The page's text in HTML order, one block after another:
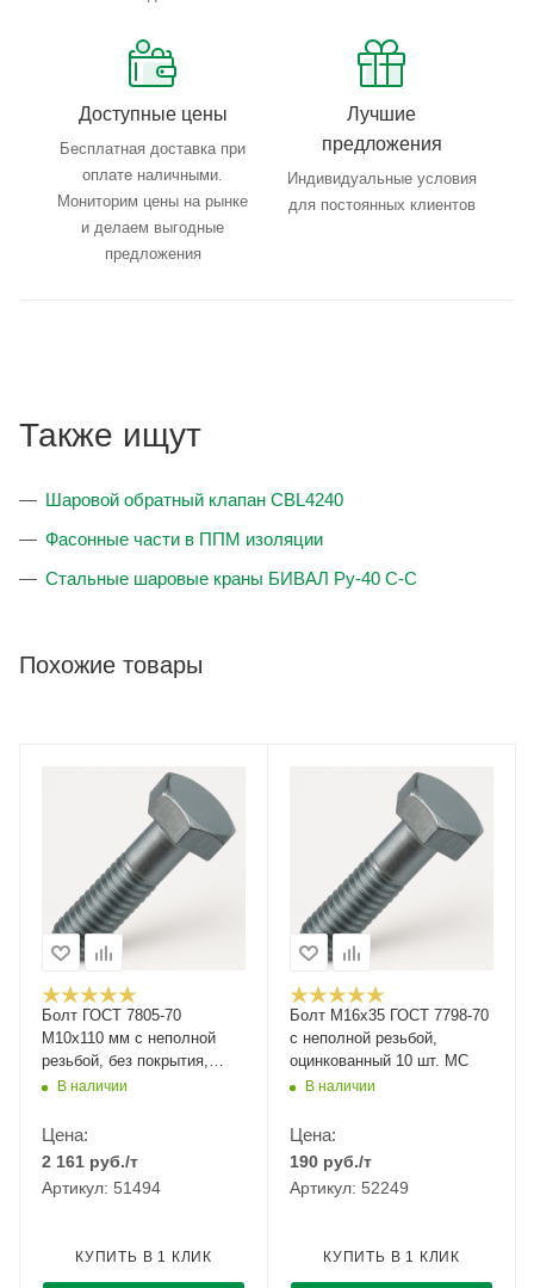
Доступные цены
Бесплатная доставка при
оплате наличными.
Мониторим цены на рынке
и делаем выгодные
предложения
Лучшие
предложения
Индивидуальные условия
для постоянных клиентов
Также ищут
Шаровой обратный клапан CBL4240
Фасонные части в ППМ изоляции
Стальные шаровые краны БИВАЛ Ру-40 С-С
Похожие товары
Болт ГОСТ 7805-70
М10х110 мм с неполной
резьбой, без покрытия,
упаковка 20 кг ММК
В наличии
Цена:
2 161 руб./т
Артикул: 51494
КУПИТЬ В 1 КЛИК
Болт М16x35 ГОСТ 7798-70
с неполной резьбой,
оцинкованный 10 шт. МС
В наличии
Цена:
190 руб./т
Артикул: 52249
КУПИТЬ В 1 КЛИК